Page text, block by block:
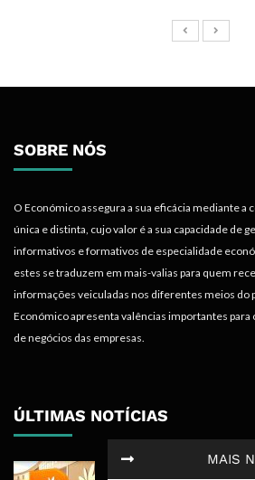
MAIS
SOBRE NÓS
O Económico assegura a sua eficácia mediante a
única e distinta, cujo valor é a sua capacidade de
informativos e formativos de especialidade
estes se traduzem em mais-valias para quem
informações veiculadas nos diferentes meios do
Económico apresenta valências importantes
de negócios das empresas.
ÚLTIMAS NOTÍCIAS
BCI Lucra 3,34 Mil